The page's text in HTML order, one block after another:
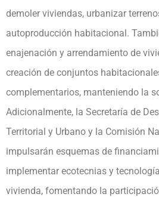
demoler viviendas, urbanizar
autoproducción habitacional.
enajenación y arrendamiento de
creación de conjuntos
complementarios, manteniendo la
Adicionalmente, la Secretaría de
Territorial y Urbano y la Comisión
impulsarán esquemas de
implementar ecotecnias y
vivienda, fomentando la